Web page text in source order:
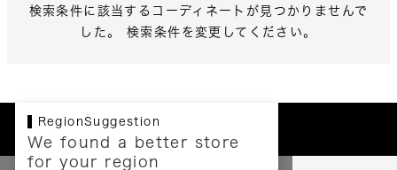
検索条件に該当するコーディネートが見つかりませんで
した。 検索条件を変更してください。
RegionSuggestion
We found a better store
for your region